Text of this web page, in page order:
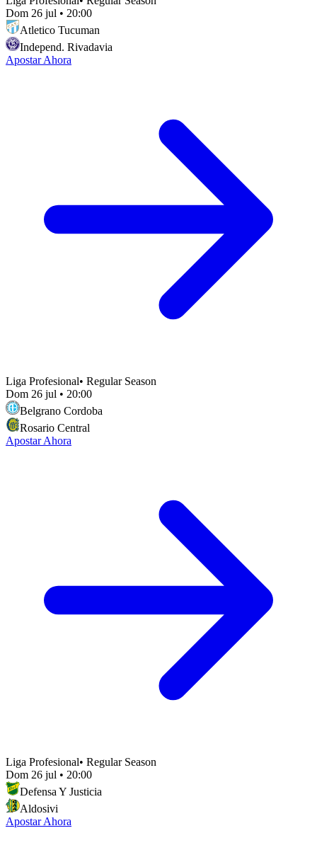
Dom 26 jul • 20:00
Atletico Tucuman
Independ. Rivadavia
Apostar Ahora
Liga Profesional• Regular Season
Dom 26 jul • 20:00
Belgrano Cordoba
Rosario Central
Apostar Ahora
Liga Profesional• Regular Season
Dom 26 jul • 20:00
Defensa Y Justicia
Aldosivi
Apostar Ahora